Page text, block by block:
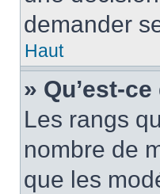
demander
Haut
» Qu’est-
Les rangs
nombre de
que les